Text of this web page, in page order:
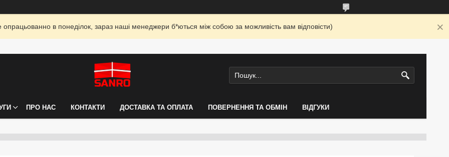
в понеділок, зараз наші менеджери б*ються між собою за можливість вам відповісти)
ПРО НАС КОНТАКТИ ДОСТАВКА ТА ОПЛАТА ПОВЕРНЕННЯ ТА ОБМІН ВІДГУКИ